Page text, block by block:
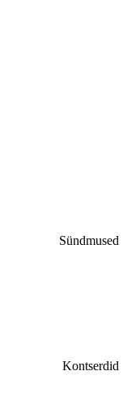
Sündmused
Kontserdid